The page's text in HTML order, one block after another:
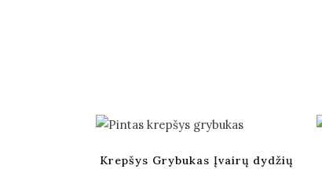
Krepšys Grybukas Įvairų dydžių